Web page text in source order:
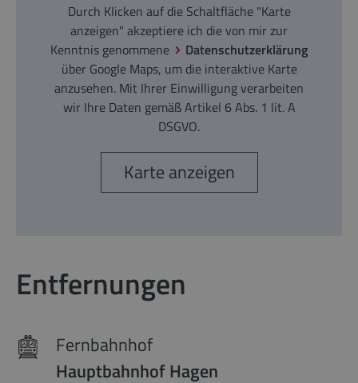
Durch Klicken auf die Schaltfläche "Karte
anzeigen" akzeptiere ich die von mir zur
Kenntnis genommene
Datenschutzerklärung
über Google Maps, um die interaktive Karte
anzusehen. Mit Ihrer Einwilligung verarbeiten
wir Ihre Daten gemäß Artikel 6 Abs. 1 lit. A
DSGVO.
Karte anzeigen
Entfernungen
Fernbahnhof
Hauptbahnhof Hagen